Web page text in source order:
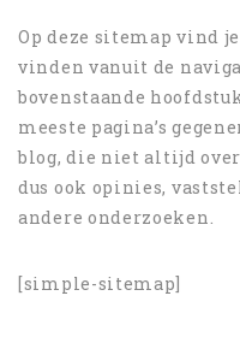
Op deze sitemap vind
vinden vanuit de
bovenstaande
meeste pagina’s
blog, die niet altijd
dus ook opinies,
andere onderzoeken.
[simple-sitemap]